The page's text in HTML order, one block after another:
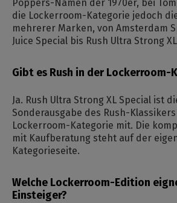
Poppers-Namen der 1970er, bei
die Lockerroom-Kategorie jedoch
mehrerer Marken, von Amsterdam
Juice Special bis Rush Ultra Strong
Gibt es Rush in der Lockerroom-
Ja. Rush Ultra Strong XL Special ist
Sonderausgabe des Rush-
Lockerroom-Kategorie mit. Die
mit Kaufberatung steht auf der
Kategorieseite.
Welche Lockerroom-Edition
Einsteiger?